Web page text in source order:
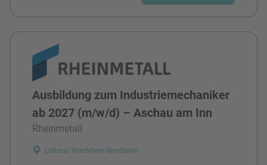
Ausbildung zum Industriemechaniker
ab 2027 (m/w/d) – Aschau am Inn
Rheinmetall
Lohmar, Nordrhein-Westfalen